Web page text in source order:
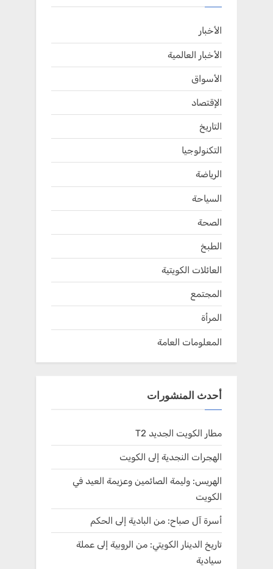
الأخبار
الأخبار العالمية
الأسواق
الإقتصاد
التاريخ
التكنولوجيا
الرياضة
السياحة
الصحة
الطبخ
العائلات الكويتية
المجتمع
المرأة
المعلومات العامة
أحدث المنشورات
مطار الكويت الجديد T2
الهجرات النجدية إلى الكويت
الهريس: وليمة الصائمين وعزيمة العيد في
الكويت
أسرة آل صباح: من البادية إلى الحكم
تاريخ الدينار الكويتي: من الروبية إلى عملة
سيادية